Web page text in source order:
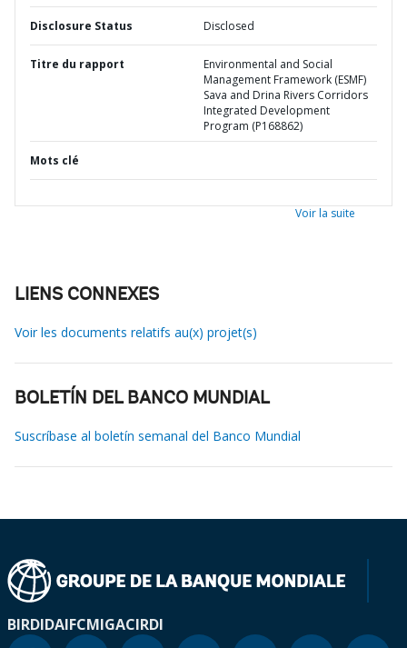
Disclosure Status Disclosed
Titre du rapport
Environmental and Social
Management Framework (ESMF)
Sava and Drina Rivers Corridors
Integrated Development
Program (P168862)
Mots clé
Voir la suite
LIENS CONNEXES
Voir les documents relatifs au(x) projet(s)
BOLETÍN DEL BANCO MUNDIAL
Suscríbase al boletín semanal del Banco Mundial
BIRDIDAIFCMIGACIRDI